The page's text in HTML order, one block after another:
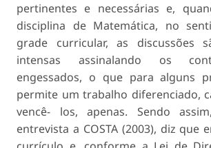
pertinentes e necessárias e,
disciplina de Matemática, no
grade curricular, as discussões
intensas assinalando os
engessados, o que para alguns
permite um trabalho diferenciado,
vencê- los, apenas. Sendo
entrevista a COSTA (2003), diz que